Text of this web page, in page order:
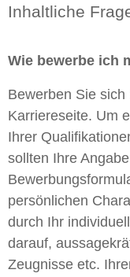
Inhaltliche
Wie bewerbe ich
Bewerben Sie
Karriereseite. Um
Ihrer
sollten Ihre
persönlichen
durch Ihr
darauf,
Zeugnisse etc.